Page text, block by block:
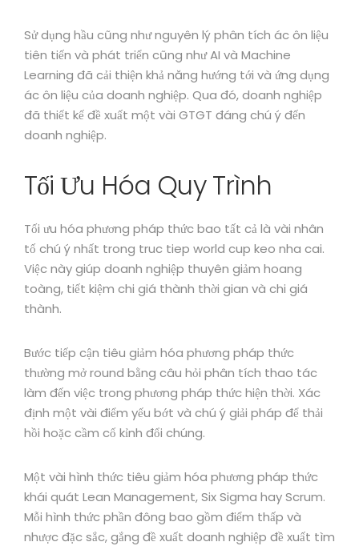
Sử dụng hầu cũng như nguyên lý phân tích ác ôn liệu
tiên tiến và phát triển cũng như AI và Machine
Learning đã cải thiện khả năng hướng tới và ứng dụng
ác ôn liệu của doanh nghiệp. Qua đó, doanh nghiệp
đã thiết kế đề xuất một vài GTGT đáng chú ý đến
doanh nghiệp.
Tối Ưu Hóa Quy Trình
Tối ưu hóa phương pháp thức bao tất cả là vài nhân
tố chú ý nhất trong truc tiep world cup keo nha cai.
Việc này giúp doanh nghiệp thuyên giảm hoang
toàng, tiết kiệm chi giá thành thời gian và chi giá
thành.
Bước tiếp cận tiêu giảm hóa phương pháp thức
thường mở round bằng câu hỏi phân tích thao tác
làm đến việc trong phương pháp thức hiện thời. Xác
định một vài điểm yếu bớt và chú ý giải pháp để thải
hồi hoặc cầm cố kỉnh đổi chúng.
Một vài hình thức tiêu giảm hóa phương pháp thức
khái quát Lean Management, Six Sigma hay Scrum.
Mỗi hình thức phần đông bao gồm điểm thấp và
nhược đặc sắc, gắng đề xuất doanh nghiệp đề xuất tìm